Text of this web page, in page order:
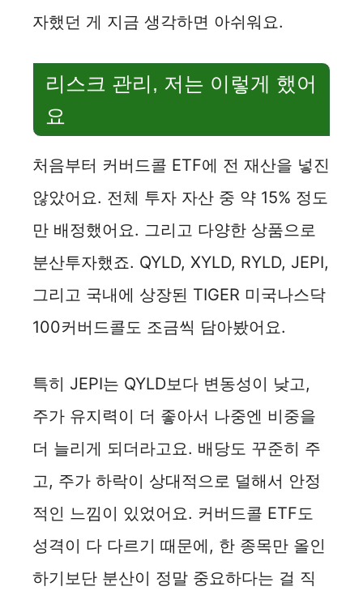
자했던 게 지금 생각하면 아쉬워요.
리스크 관리, 저는 이렇게 했어
요
처음부터 커버드콜 ETF에 전 재산을 넣진
않았어요. 전체 투자 자산 중 약 15% 정도
만 배정했어요. 그리고 다양한 상품으로
분산투자했죠. QYLD, XYLD, RYLD, JEPI,
그리고 국내에 상장된 TIGER 미국나스닥
100커버드콜도 조금씩 담아봤어요.
특히 JEPI는 QYLD보다 변동성이 낮고,
주가 유지력이 더 좋아서 나중엔 비중을
더 늘리게 되더라고요. 배당도 꾸준히 주
고, 주가 하락이 상대적으로 덜해서 안정
적인 느낌이 있었어요. 커버드콜 ETF도
성격이 다 다르기 때문에, 한 종목만 올인
하기보단 분산이 정말 중요하다는 걸 직